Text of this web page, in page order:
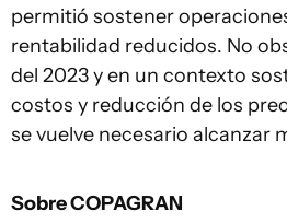
permitió sostener
rentabilidad reducidos. No
del 2023 y en un contexto
costos y reducción de los
se vuelve necesario alcanzar
Sobre COPAGRAN